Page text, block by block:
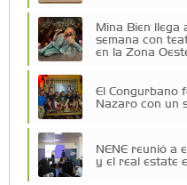
Mina Bien llega
semana con
en la Zona
El Congurbano
Nazaro con un
NENE reunió a
y el real estate